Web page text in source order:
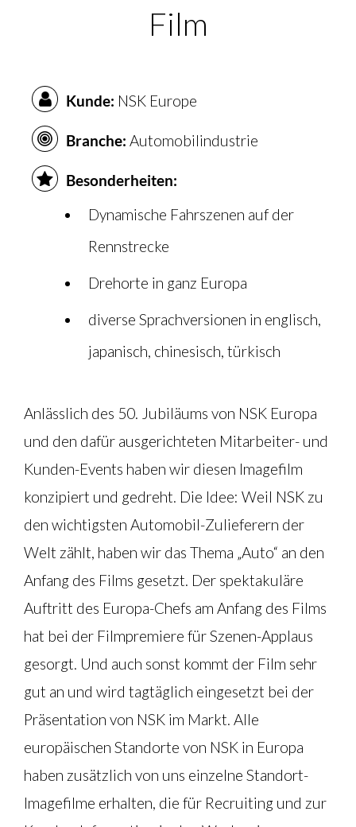
Film
Kunde: NSK Europe
Branche: Automobilindustrie
Besonderheiten:
Dynamische Fahrszenen auf der
Rennstrecke
Drehorte in ganz Europa
diverse Sprachversionen in englisch,
japanisch, chinesisch, türkisch
Anlässlich des 50. Jubiläums von NSK Europa
und den dafür ausgerichteten Mitarbeiter- und
Kunden-Events haben wir diesen Imagefilm
konzipiert und gedreht. Die Idee: Weil NSK zu
den wichtigsten Automobil-Zulieferern der
Welt zählt, haben wir das Thema „Auto“ an den
Anfang des Films gesetzt. Der spektakuläre
Auftritt des Europa-Chefs am Anfang des Films
hat bei der Filmpremiere für Szenen-Applaus
gesorgt. Und auch sonst kommt der Film sehr
gut an und wird tagtäglich eingesetzt bei der
Präsentation von NSK im Markt. Alle
europäischen Standorte von NSK in Europa
haben zusätzlich von uns einzelne Standort-
Imagefilme erhalten, die für Recruiting und zur